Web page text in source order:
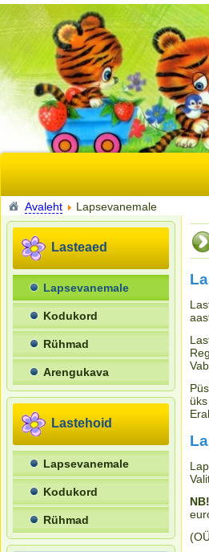
Avaleht Lapsevanemale
Lasteaed
Lapsevanemale
Kodukord
Rühmad
Arengukava
Lastehoid
Lapsevanemale
Kodukord
Rühmad